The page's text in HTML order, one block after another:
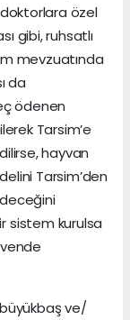
özel
gibi, ruhsatlı
mevzuatında
da
ödenen
Tarsim’e
hayvan
Tarsim’den
sistem kurulsa
ve/